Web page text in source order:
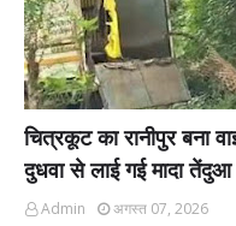
चित्रकूट का रानीपुर बना
दुधवा से लाई गई मादा तेंदुआ
Admin
अगस्त 07, 2026